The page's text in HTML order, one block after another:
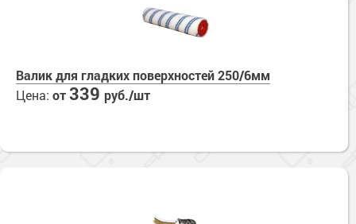
Валик для гладких поверхностей 250/6мм
Цена: от339 руб./шт